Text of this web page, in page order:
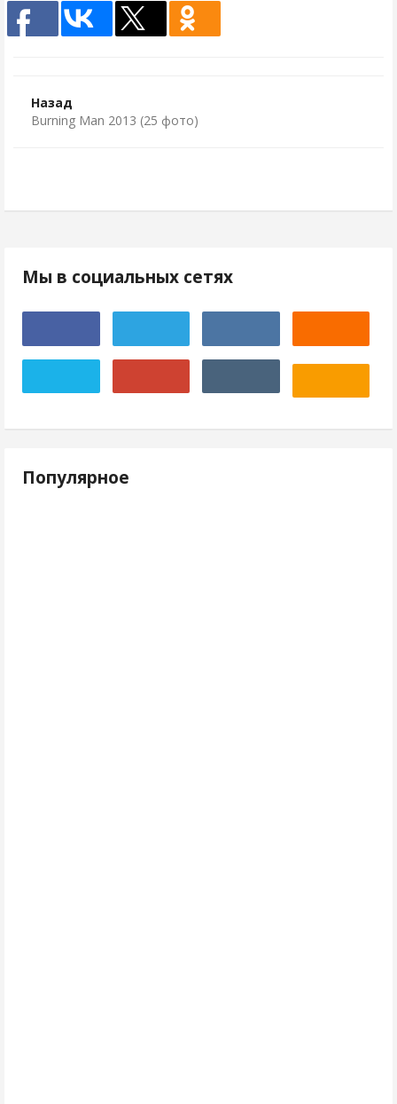
Назад
Burning Man 2013 (25 фото)
Мы в социальных сетях
Популярное